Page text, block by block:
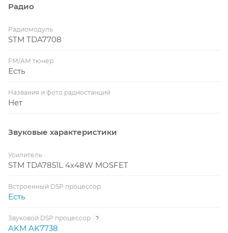
Радио
Радиомодуль
STM TDA7708
FM/AM тюнер
Есть
Названия и фото радиостанций
Нет
Звуковые характеристики
Усилитель
STM TDA7851L 4x48W MOSFET
Встроенный DSP процессор
Есть
Звуковой DSP процессор ?
AKM AK7738